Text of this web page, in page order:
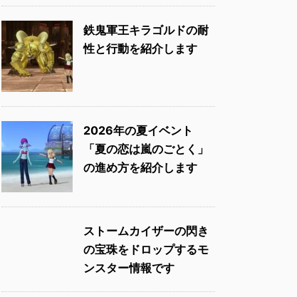
鉄鬼軍王キラゴルドの耐
性と行動を紹介します
2026年の夏イベント
「夏の恋は嵐のごとく」
の進め方を紹介します
ストームカイザーの閃き
の宝珠をドロップするモ
ンスター情報です